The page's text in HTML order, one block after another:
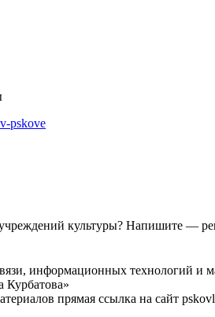
pskove
культуры? Напишите —
информационных технологий и
Курбатова»
прямая ссылка на сайт